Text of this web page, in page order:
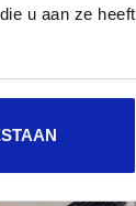
u aan ze heeft